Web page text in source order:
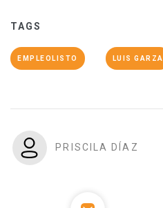
TAGS
EMPLEOLISTO LUIS GARZA
PRISCILA DÍAZ